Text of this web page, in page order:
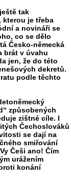
tak
kterou je třeba
a novináři se
co se dělo
Česko-německá
brát v úvahu
jen, že do této
dekretů.
podle těchto
způsobených
zištné cíle. I
Čechoslováků
se dají na
smiřování
Češi ano! Čím
urážením
konání